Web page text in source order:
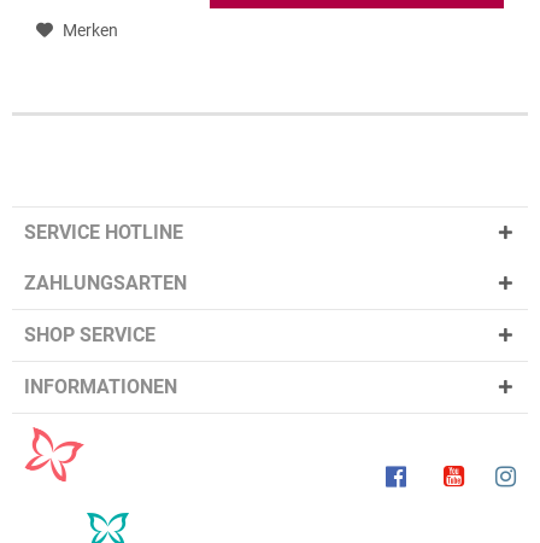
Merken
SERVICE HOTLINE
ZAHLUNGSARTEN
SHOP SERVICE
INFORMATIONEN